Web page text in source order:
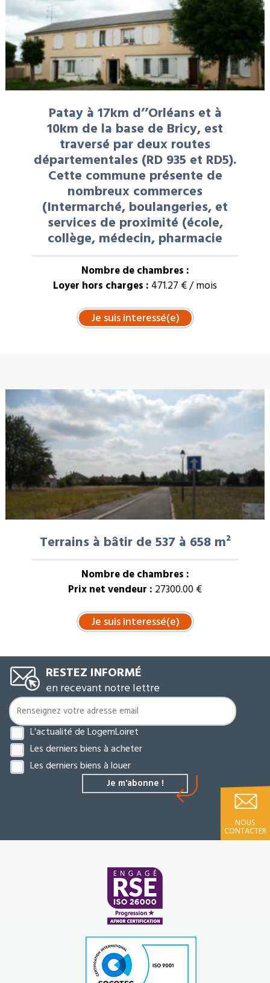
Patay à 17km d’’Orléans et à
10km de la base de Bricy, est
traversé par deux routes
départementales (RD 935 et RD5).
Cette commune présente de
nombreux commerces
(Intermarché, boulangeries, et
services de proximité (école,
collège, médecin, pharmacie
Nombre de chambres :
Loyer hors charges : 471.27 € / mois
Terrains à bâtir de 537 à 658 m²
Nombre de chambres :
Prix net vendeur : 27300.00 €
RESTEZ INFORMÉ
en recevant notre lettre
L'actualité de LogemLoiret
Les derniers biens à acheter
Les derniers biens à louer
NOUS
CONTACTER